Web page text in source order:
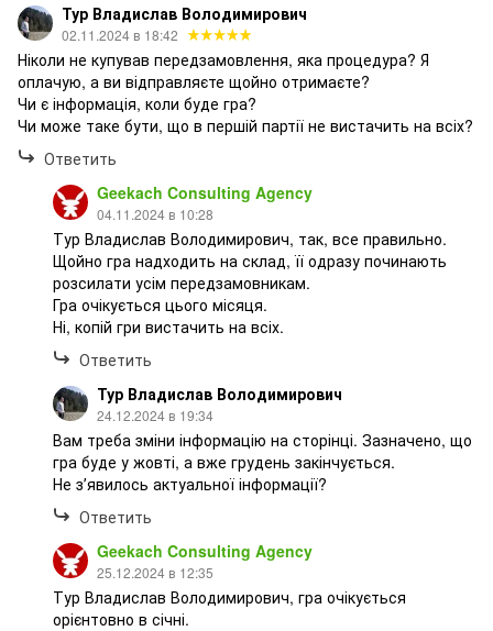
Тур Владислав Володимирович
02.11.2024 в 18:42
Ніколи не купував передзамовлення, яка процедура? Я
оплачую, а ви відправляєте щойно отримаєте?
Чи є інформація, коли буде гра?
Чи може таке бути, що в першій партії не вистачить на всіх?
Ответить
Geekach Consulting Agency
04.11.2024 в 10:28
Тур Владислав Володимирович, так, все правильно.
Щойно гра надходить на склад, її одразу починають
розсилати усім передзамовникам.
Гра очікується цього місяця.
Ні, копій гри вистачить на всіх.
Ответить
Тур Владислав Володимирович
24.12.2024 в 19:34
Вам треба зміни інформацію на сторінці. Зазначено, що
гра буде у жовті, а вже грудень закінчується.
Не зʼявилось актуальної інформації?
Ответить
Geekach Consulting Agency
25.12.2024 в 12:35
Тур Владислав Володимирович, гра очікується
орієнтовно в січні.